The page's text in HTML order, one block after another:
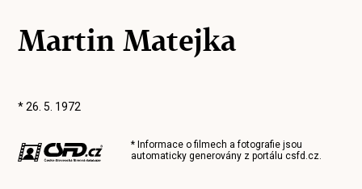
Martin Matejka
* 26. 5. 1972
* Informace o filmech a fotografie jsou
automaticky generovány z portálucsfd.cz.